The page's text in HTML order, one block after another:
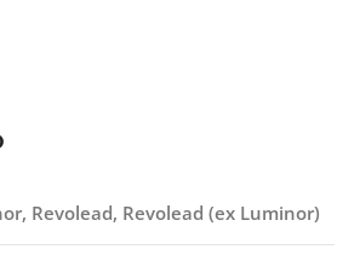
, Revolead, Revolead (ex Luminor)